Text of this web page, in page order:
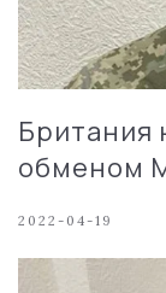
Британия
обменом
2022-04-19